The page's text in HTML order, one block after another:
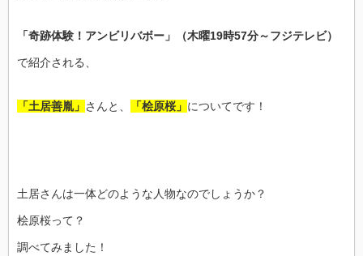
「奇跡体験！アンビリバボー」（木曜19時57分～フジテレビ）
で紹介される、
「土居善胤」 さんと、 「桧原桜」 についてです！
土居さんは一体どのような人物なのでしょうか？
桧原桜って？
調べてみました！